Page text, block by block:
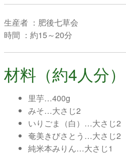
生産者 ：肥後七草会
時間 ：約15～20分
材料（約4人分）
里芋…400g
みそ…大さじ2
いりごま（白）…大さじ2
奄美きびさとう…大さじ2
純米本みりん…大さじ1